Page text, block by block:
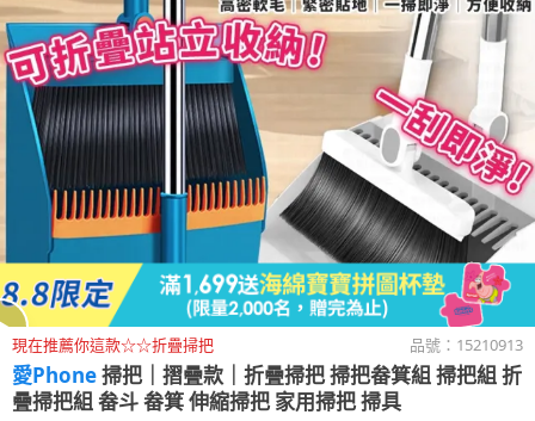
現在推薦你這款☆☆折疊掃把 品號： 15210913
愛Phone掃把｜摺疊款｜折疊掃把 掃把畚箕組 掃把組 折
疊掃把組 畚斗 畚箕 伸縮掃把 家用掃把 掃具